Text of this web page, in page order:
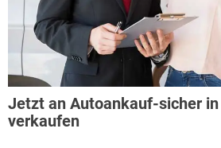
Jetzt an Autoankauf-sicher
verkaufen